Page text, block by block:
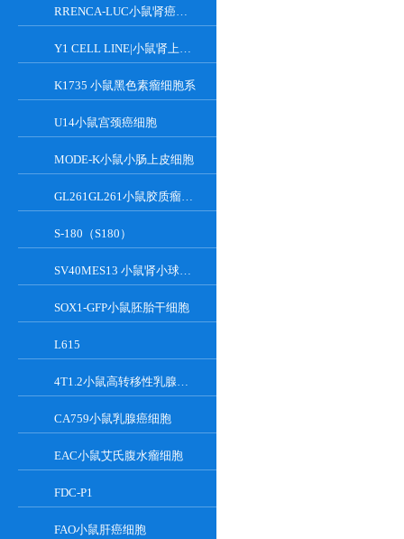
RRENCA-LUC小鼠肾癌细胞LUC转染株
Y1 CELL LINE|小鼠肾上腺皮质瘤细胞
K1735 小鼠黑色素瘤细胞系
U14小鼠宫颈癌细胞
MODE-K小鼠小肠上皮细胞
GL261GL261小鼠胶质瘤细胞
S-180（S180）
SV40MES13 小鼠肾小球系膜细胞
SOX1-GFP小鼠胚胎干细胞
L615
4T1.2小鼠高转移性乳腺癌细胞
CA759小鼠乳腺癌细胞
EAC小鼠艾氏腹水瘤细胞
FDC-P1
FAO小鼠肝癌细胞